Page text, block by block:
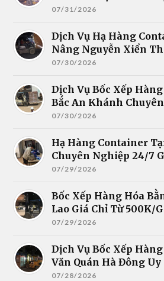
07/31/2026
Dịch Vụ Hạ Hàng
Nâng Nguyễn Xiển
07/30/2026
Dịch Vụ Bốc Xếp
Bắc An Khánh
07/30/2026
Hạ Hàng Container
Chuyên Nghiệp 24/7
07/29/2026
Bốc Xếp Hàng Hóa
Lao Giá Chỉ Từ 500K/
07/29/2026
Dịch Vụ Bốc Xếp
Văn Quán Hà Đông Uy
07/28/2026